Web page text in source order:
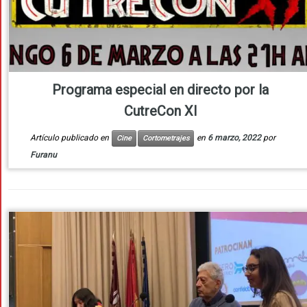
Programa especial en directo por la
CutreCon XI
Artículo publicado en Cine Cortometrajes en 6 marzo, 2022 por
Furanu